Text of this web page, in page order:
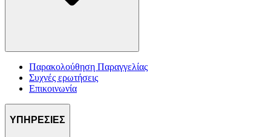
Παρακολούθηση Παραγγελίας
Συχνές ερωτήσεις
Επικοινωνία
ΥΠΗΡΕΣΙΕΣ